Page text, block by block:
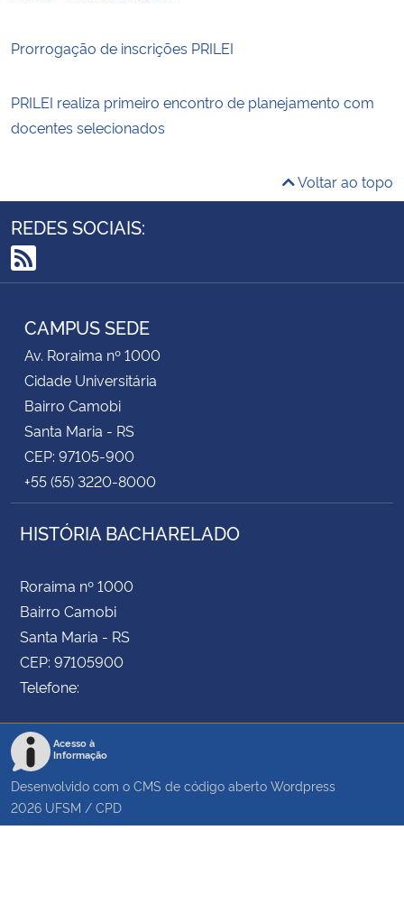
Prorrogação de inscrições PRILEI
PRILEI realiza primeiro encontro de planejamento com
docentes selecionados
Voltar ao topo
REDES SOCIAIS:
RSS
CAMPUS SEDE
Av. Roraima nº 1000
Cidade Universitária
Bairro Camobi
Santa Maria - RS
CEP: 97105-900
+55 (55) 3220-8000
HISTÓRIA BACHARELADO
Roraima nº 1000
Bairro Camobi
Santa Maria - RS
CEP: 97105900
Telefone:
Acesso à
Informação
Desenvolvido com o CMS de código aberto Wordpress
2026 UFSM / CPD